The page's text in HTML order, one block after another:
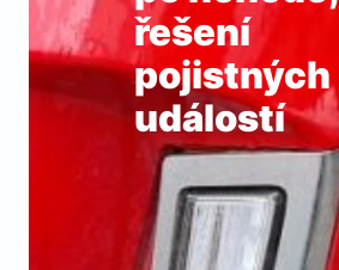
řešení
pojistných
událostí